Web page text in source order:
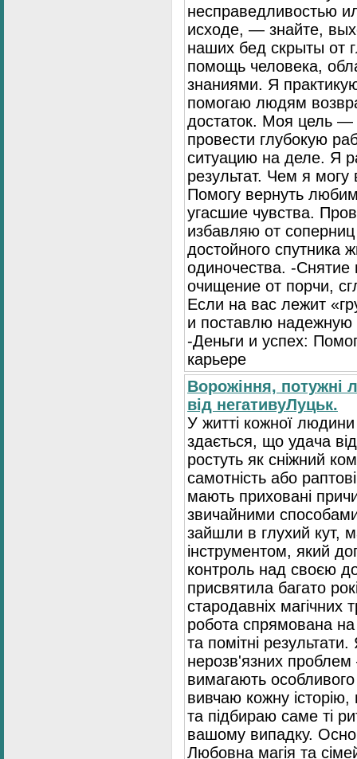
несправедливостью
исходе, — знайте,
наших бед скрыты от
помощь человека,
знаниями. Я
помогаю людям
достаток. Моя цель —
провести глубокую
ситуацию на деле. Я
результат. Чем я
Помогу вернуть
угасшие чувства.
избавляю от
достойного спутника
одиночества. -
очищение от порчи,
Если на вас лежит
и поставлю надежную
-Деньги и успех:
карьере
Ворожіння, потужні
від негативуЛуцьк.
У житті кожної
здається, що удача
ростуть як сніжний
самотність або
мають приховані
звичайними
зайшли в глухий кут,
інструментом, який
контроль над своєю
присвятила багато
стародавніх магічних
робота спрямована
та помітні
нерозв'язних
вимагають
вивчаю кожну історію,
та підбираю саме ті
вашому випадку.
Любовна магія та